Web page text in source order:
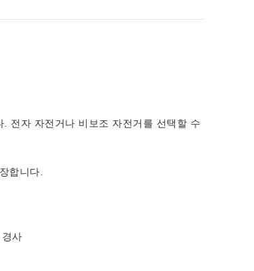
전자 자전거나 비보조 자전거를 선택할 수
합니다.
사